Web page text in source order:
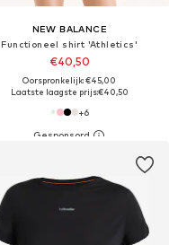
NEW BALANCE
Functioneel shirt 'Athletics'
€40,50
Oorspronkelijk: €45,00
Laatste laagste prijs:€40,50
+6